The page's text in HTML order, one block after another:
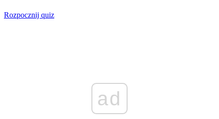
Rozpocznij quiz
ad